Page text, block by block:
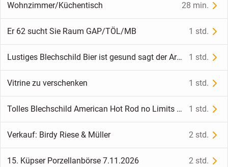
Wohnzimmer/Küchentisch 28 min.
Er 62 sucht Sie Raum GAP/TÖL/MB 1 std.
Lustiges Blechschild Bier ist gesund sagt der Arzt - 15x20 cm 1 std.
Vitrine zu verschenken 1 std.
Tolles Blechschild American Hot Rod no Limits - 20x30 cm 1 std.
Verkauf: Birdy Riese & Müller 2 std.
15. Küpser Porzellanbörse 7.11.2026 2 std.